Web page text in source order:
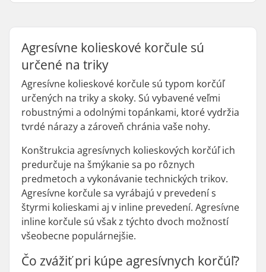
Agresívne kolieskové korčule sú
určené na triky
Agresívne kolieskové korčule sú typom korčúľ
určených na triky a skoky. Sú vybavené veľmi
robustnými a odolnými topánkami, ktoré vydržia
tvrdé nárazy a zároveň chránia vaše nohy.
Konštrukcia agresívnych kolieskových korčúľ ich
predurčuje na šmýkanie sa po rôznych
predmetoch a vykonávanie technických trikov.
Agresívne korčule sa vyrábajú v prevedení s
štyrmi kolieskami aj v inline prevedení. Agresívne
inline korčule sú však z týchto dvoch možností
všeobecne populárnejšie.
Čo zvážiť pri kúpe agresívnych korčúľ?